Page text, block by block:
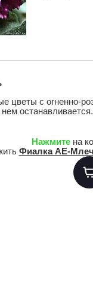
цветы с огненно-
Нажмите на
Фиалка АЕ-